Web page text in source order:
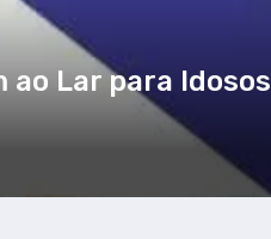
ao Lar para Idosos